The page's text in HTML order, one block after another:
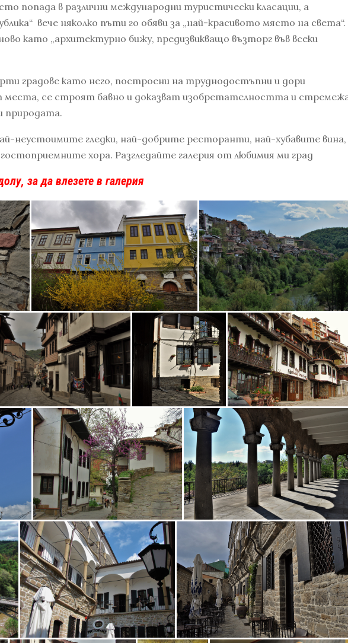
попада в различни международни туристически класации, а
вече няколко пъти го обяви за „най-красивото място на света“.
като „архитектурно бижу, предизвикващо възторг във всеки
градове като него, построени на труднодостъпни и дори
се строят бавно и доказват изобретателността и
природата.
неустоимите гледки, най-добрите ресторанти, най-хубавите вина,
хора. Разгледайте галерия от любимия ми град
за да влезете в галерия